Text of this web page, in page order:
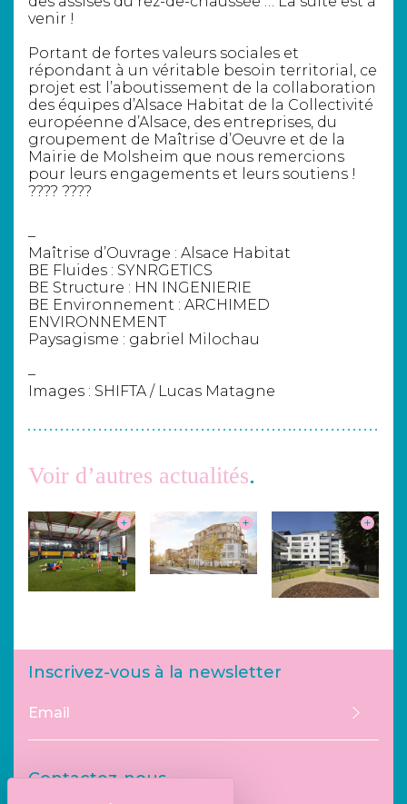
venir !
Portant de fortes valeurs sociales et
répondant à un véritable besoin territorial, ce
projet est l’aboutissement de la collaboration
des équipes d’Alsace Habitat de la Collectivité
européenne d’Alsace , des entreprises, du
groupement de Maîtrise d’Oeuvre et de la
Mairie de Molsheim que nous remercions
pour leurs engagements et leurs soutiens !
???? ????
–
Maîtrise d’Ouvrage : Alsace Habitat
BE Fluides : SYNRGETICS
BE Structure : HN INGENIERIE
BE Environnement : ARCHIMED
ENVIRONNEMENT
Paysagisme : gabriel Milochau
–
Images : SHIFTA / Lucas Matagne
Voir d’autres actualités
Inscrivez-vous à la newsletter
Contactez-nous